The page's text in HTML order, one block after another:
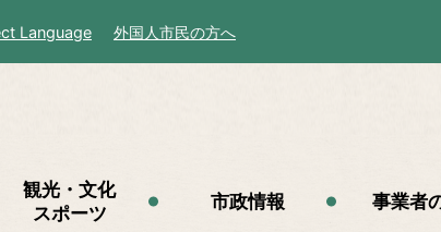
Language 外国人市民の方へ
観光・文化
スポーツ
市政情報 事業者